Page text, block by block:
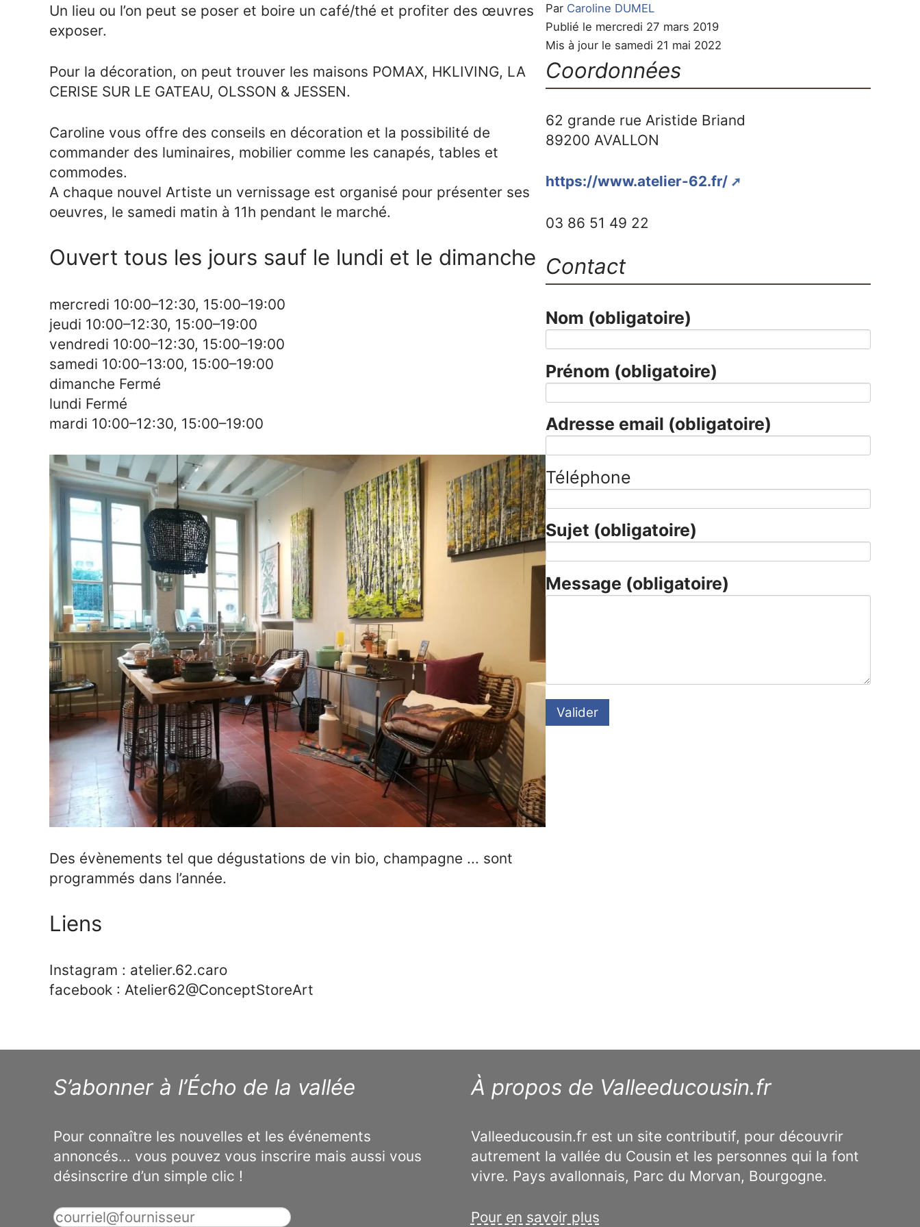
Un lieu ou l’on peut se poser et boire un café/thé et profiter des œuvres
exposer.
Pour la décoration, on peut trouver les maisons POMAX, HKLIVING, LA
CERISE SUR LE GATEAU, OLSSON & JESSEN.
Caroline vous offre des conseils en décoration et la possibilité de
commander des luminaires, mobilier comme les canapés, tables et
commodes.
A chaque nouvel Artiste un vernissage est organisé pour présenter ses
oeuvres, le samedi matin à 11h pendant le marché.
Ouvert tous les jours sauf le lundi et le dimanche
mercredi 10:00–12:30, 15:00–19:00
jeudi 10:00–12:30, 15:00–19:00
vendredi 10:00–12:30, 15:00–19:00
samedi 10:00–13:00, 15:00–19:00
dimanche Fermé
lundi Fermé
mardi 10:00–12:30, 15:00–19:00
Des évènements tel que dégustations de vin bio, champagne ... sont
programmés dans l’année.
Liens
Instagram : atelier.62.caro
facebook : Atelier62@ConceptStoreArt
Par Caroline DUMEL
Publié le mercredi 27 mars 2019
Mis à jour le samedi 21 mai 2022
Coordonnées
62 grande rue Aristide Briand
89200 AVALLON
https://www.atelier-62.fr/
03 86 51 49 22
Contact
Nom (obligatoire)
Prénom (obligatoire)
Adresse email (obligatoire)
Téléphone
Sujet (obligatoire)
Message (obligatoire)
Valider
S’abonner à l’Écho de la vallée
Pour connaître les nouvelles et les événements
annoncés... vous pouvez vous inscrire mais aussi vous
désinscrire d’un simple clic !
À propos de Valleeducousin.fr
Valleeducousin.fr est un site contributif, pour découvrir
autrement la vallée du Cousin et les personnes qui la font
vivre. Pays avallonnais, Parc du Morvan, Bourgogne.
Pour en savoir plus